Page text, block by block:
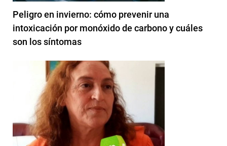
Peligro en invierno: cómo prevenir una
intoxicación por monóxido de carbono y cuáles
son los síntomas